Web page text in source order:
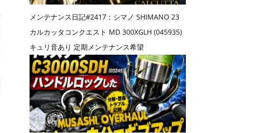
メンテナンス日記#2417：シマノ SHIMANO 23
カルカッタコンクエスト MD 300XGLH (045935)
キュリ音あり 定期メンテナンス希望